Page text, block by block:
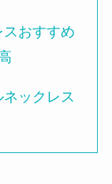
おすすめ
ックレス